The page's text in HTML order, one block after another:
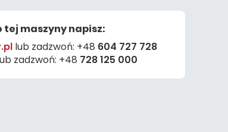
tej maszyny napisz:
lub zadzwoń: +48 604 727 728
zadzwoń: +48 728 125 000